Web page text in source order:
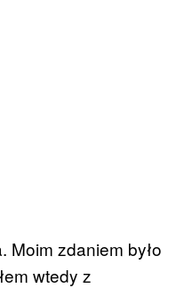
Moim zdaniem było
wtedy z